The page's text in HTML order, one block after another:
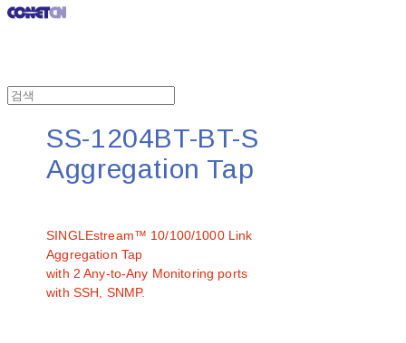
SS-1204BT-BT-S
Aggregation Tap
SINGLEstream™ 10/100/1000 Link
Aggregation Tap
with 2 Any-to-Any Monitoring ports
with SSH, SNMP.